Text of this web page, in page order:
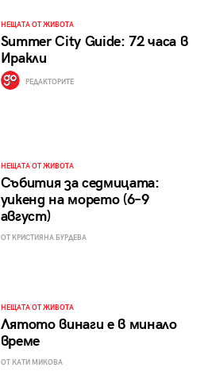
НЕЩАТА ОТ ЖИВОТА
Summer City Guide: 72 часа в
Иракли
РЕДАКТОРИТЕ
НЕЩАТА ОТ ЖИВОТА
Събития за седмицата:
уикенд на морето (6–9
август)
ОТ КРИСТИЯНА БУРДЕВА
НЕЩАТА ОТ ЖИВОТА
Лятото винаги е в минало
време
ОТ КАТИ МИКОВА